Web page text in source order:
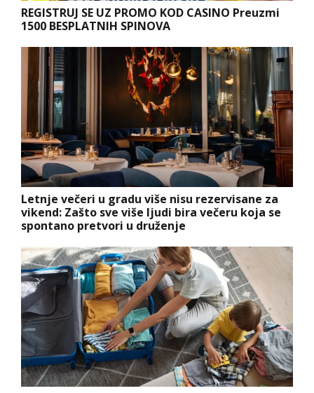
REGISTRUJ SE UZ PROMO KOD CASINO Preuzmi
1500 BESPLATNIH SPINOVA
Letnje večeri u gradu više nisu rezervisane za
vikend: Zašto sve više ljudi bira večeru koja se
spontano pretvori u druženje